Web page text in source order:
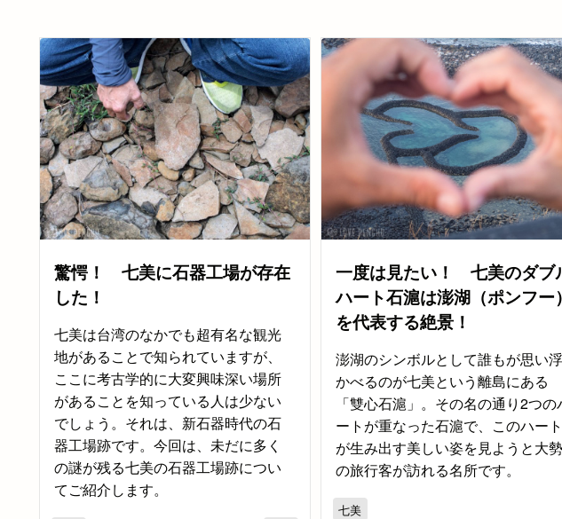
驚愕！ 七美に石器工場が存在
した！
七美は台湾のなかでも超有名な観光
地があることで知られていますが、
ここに考古学的に大変興味深い場所
があることを知っている人は少ない
でしょう。それは、新石器時代の石
器工場跡です。今回は、未だに多く
の謎が残る七美の石器工場跡につい
てご紹介します。
一度は見たい！ 七美のダブ
ハート石滬は澎湖（ポンフー）
を代表する絶景！
澎湖のシンボルとして誰もが思い浮
かべるのが七美という離島にある
「雙心石滬」。その名の通り2つの
ートが重なった石滬で、このハート
が生み出す美しい姿を見ようと大勢
の旅行客が訪れる名所です。
七美